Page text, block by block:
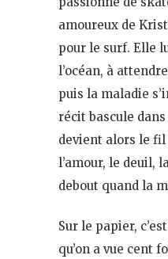
amoureux de
pour le surf. Elle
l’océan, à
puis la maladie
récit bascule
devient alors le
l’amour, le deuil,
debout quand la
Sur le papier,
qu’on a vue cent